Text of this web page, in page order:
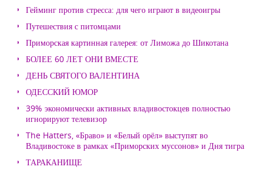
Гейминг против стресса: для чего играют в видеоигры
Путешествия с питомцами
Приморская картинная галерея: от Лиможа до Шикотана
БОЛЕЕ 60 ЛЕТ ОНИ ВМЕСТЕ
ДЕНЬ СВЯТОГО ВАЛЕНТИНА
ОДЕССКИЙ ЮМОР
39% экономически активных владивостокцев полностью
игнорируют телевизор
The Hatters, «Браво» и «Белый орёл» выступят во
Владивостоке в рамках «Приморских муссонов» и Дня тигра
ТАРАКАНИЩЕ